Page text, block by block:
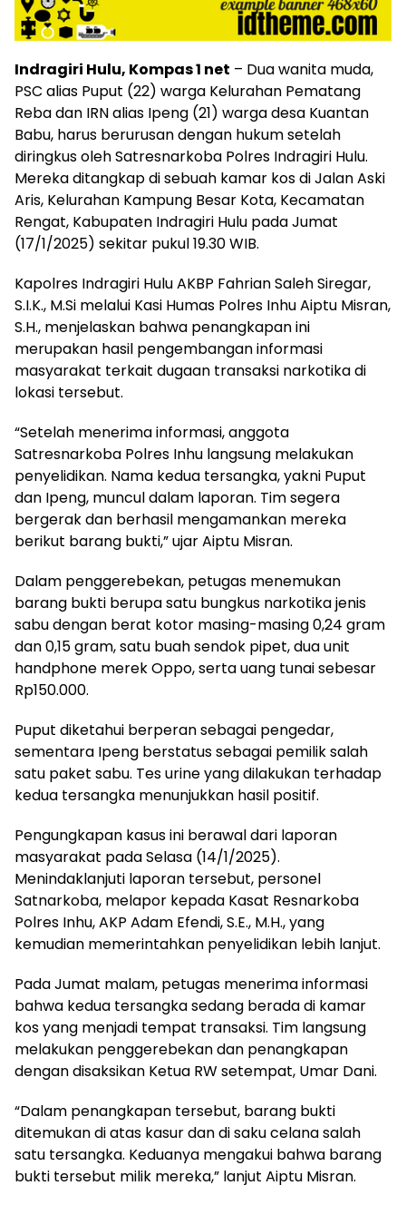
Indragiri Hulu, Kompas 1 net – Dua wanita muda,
PSC alias Puput (22) warga Kelurahan Pematang
Reba dan IRN alias Ipeng (21) warga desa Kuantan
Babu, harus berurusan dengan hukum setelah
diringkus oleh Satresnarkoba Polres Indragiri Hulu.
Mereka ditangkap di sebuah kamar kos di Jalan Aski
Aris, Kelurahan Kampung Besar Kota, Kecamatan
Rengat, Kabupaten Indragiri Hulu pada Jumat
(17/1/2025) sekitar pukul 19.30 WIB.
Kapolres Indragiri Hulu AKBP Fahrian Saleh Siregar,
S.I.K., M.Si melalui Kasi Humas Polres Inhu Aiptu Misran,
S.H., menjelaskan bahwa penangkapan ini
merupakan hasil pengembangan informasi
masyarakat terkait dugaan transaksi narkotika di
lokasi tersebut.
“Setelah menerima informasi, anggota
Satresnarkoba Polres Inhu langsung melakukan
penyelidikan. Nama kedua tersangka, yakni Puput
dan Ipeng, muncul dalam laporan. Tim segera
bergerak dan berhasil mengamankan mereka
berikut barang bukti,” ujar Aiptu Misran.
Dalam penggerebekan, petugas menemukan
barang bukti berupa satu bungkus narkotika jenis
sabu dengan berat kotor masing-masing 0,24 gram
dan 0,15 gram, satu buah sendok pipet, dua unit
handphone merek Oppo, serta uang tunai sebesar
Rp150.000.
Puput diketahui berperan sebagai pengedar,
sementara Ipeng berstatus sebagai pemilik salah
satu paket sabu. Tes urine yang dilakukan terhadap
kedua tersangka menunjukkan hasil positif.
Pengungkapan kasus ini berawal dari laporan
masyarakat pada Selasa (14/1/2025).
Menindaklanjuti laporan tersebut, personel
Satnarkoba, melapor kepada Kasat Resnarkoba
Polres Inhu, AKP Adam Efendi, S.E., M.H., yang
kemudian memerintahkan penyelidikan lebih lanjut.
Pada Jumat malam, petugas menerima informasi
bahwa kedua tersangka sedang berada di kamar
kos yang menjadi tempat transaksi. Tim langsung
melakukan penggerebekan dan penangkapan
dengan disaksikan Ketua RW setempat, Umar Dani.
“Dalam penangkapan tersebut, barang bukti
ditemukan di atas kasur dan di saku celana salah
satu tersangka. Keduanya mengakui bahwa barang
bukti tersebut milik mereka,” lanjut Aiptu Misran.